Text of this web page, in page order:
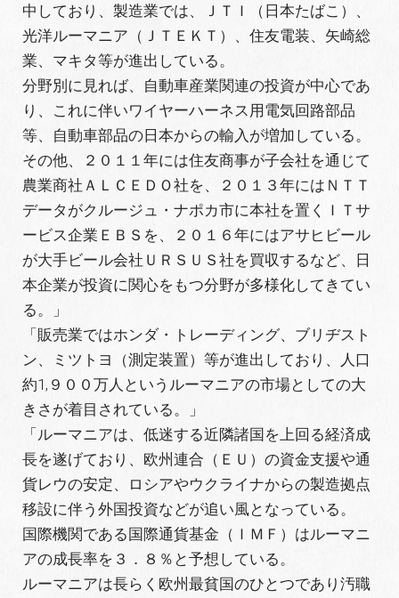
中しており、製造業では、ＪＴＩ（日本たばこ）、
光洋ルーマニア（ＪＴＥＫＴ）、住友電装、矢崎総
業、マキタ等が進出している。
分野別に見れば、自動車産業関連の投資が中心であ
り、これに伴いワイヤーハーネス用電気回路部品
等、自動車部品の日本からの輸入が増加している。
その他、２０１１年には住友商事が子会社を通じて
農業商社ＡＬＣＥＤＯ社を、２０１３年にはＮＴＴ
データがクルージュ・ナポカ市に本社を置くＩＴサ
ービス企業ＥＢＳを、２０１６年にはアサヒビール
が大手ビール会社ＵＲＳＵＳ社を買収するなど、日
本企業が投資に関心をもつ分野が多様化してきてい
る。」
「販売業ではホンダ・トレーディング、ブリヂスト
ン、ミツトヨ（測定装置）等が進出しており、人口
約1,９００万人というルーマニアの市場としての大
きさが着目されている。」
「ルーマニアは、低迷する近隣諸国を上回る経済成
長を遂げており、欧州連合（ＥＵ）の資金支援や通
貨レウの安定、ロシアやウクライナからの製造拠点
移設に伴う外国投資などが追い風となっている。
国際機関である国際通貨基金（ＩＭＦ）はルーマニ
アの成長率を３．８％と予想している。
ルーマニアは長らく欧州最貧国のひとつであり汚職